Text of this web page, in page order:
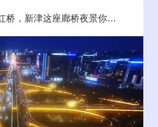
昔日彩虹桥，如今网红桥，新津这座廊桥夜景你去打卡了吗？